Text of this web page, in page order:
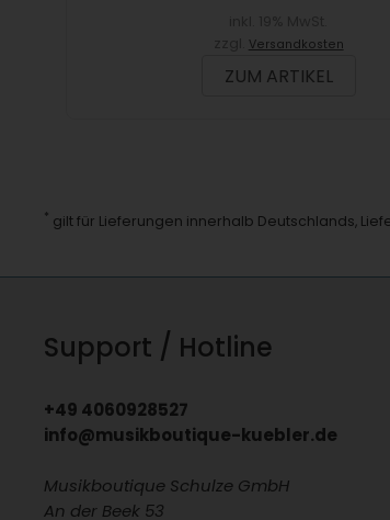
Versandkosten
ZUM ARTIKEL
* gilt für Lieferungen innerhalb Deutschlands,
Support / Hotline
+49 4060928527
info@musikboutique-kuebler.de
Musikboutique Schulze GmbH
An der Beek 53